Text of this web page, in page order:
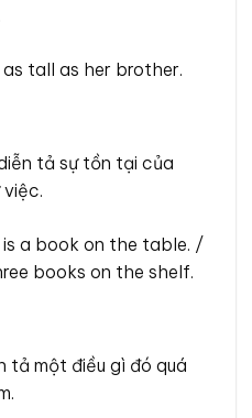
as tall as her brother.
tả sự tồn tại của
is a book on the table. /
books on the shelf.
tả một điều gì đó quá